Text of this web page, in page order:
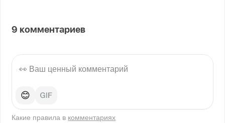
9 комментариев
😊
Какие правила в комментариях